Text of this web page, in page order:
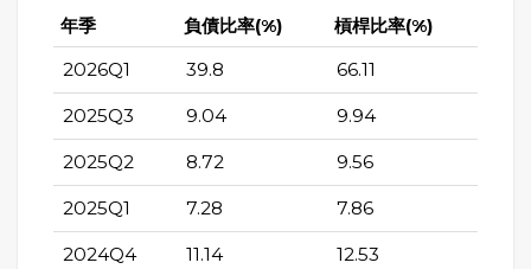
年季 負債比率(%) 槓桿比率(%)
2026Q1 39.8 66.11
2025Q3 9.04 9.94
2025Q2 8.72 9.56
2025Q1 7.28 7.86
2024Q4 11.14 12.53